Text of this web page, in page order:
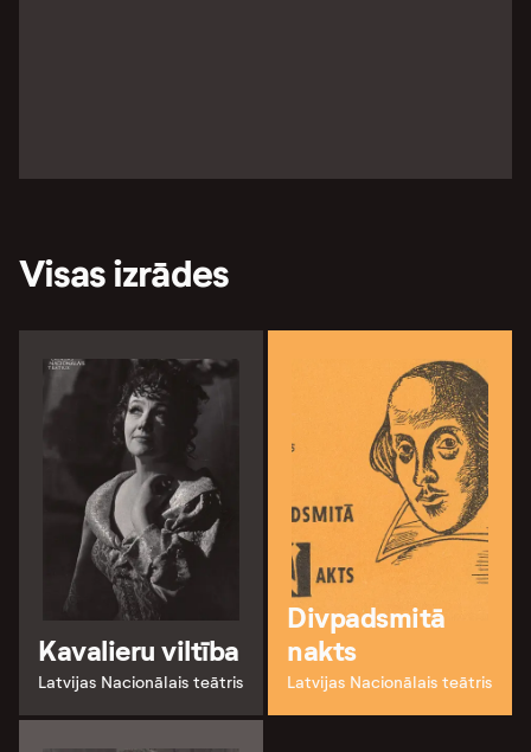
Visas izrādes
Kavalieru viltība
Latvijas Nacionālais teātris
Divpadsmitā
nakts
Latvijas Nacionālais teātris